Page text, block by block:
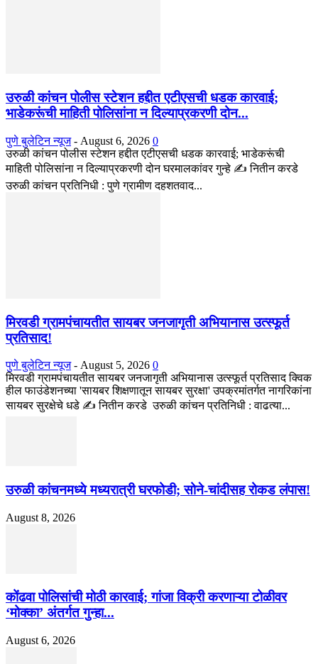
उरुळी कांचन पोलीस स्टेशन हद्दीत एटीएसची धडक कारवाई;
भाडेकरूंची माहिती पोलिसांना न दिल्याप्रकरणी दोन...
पुणे बुलेटिन न्यूज - August 6, 2026 0
उरुळी कांचन पोलीस स्टेशन हद्दीत एटीएसची धडक कारवाई; भाडेकरूंची
माहिती पोलिसांना न दिल्याप्रकरणी दोन घरमालकांवर गुन्हे ✍️ नितीन करडे
उरुळी कांचन प्रतिनिधी : पुणे ग्रामीण दहशतवाद...
मिरवडी ग्रामपंचायतीत सायबर जनजागृती अभियानास उत्स्फूर्त
प्रतिसाद!
पुणे बुलेटिन न्यूज - August 5, 2026 0
मिरवडी ग्रामपंचायतीत सायबर जनजागृती अभियानास उत्स्फूर्त प्रतिसाद क्विक
हील फाउंडेशनच्या 'सायबर शिक्षणातून सायबर सुरक्षा' उपक्रमांतर्गत नागरिकांना
सायबर सुरक्षेचे धडे ✍️ नितीन करडे उरुळी कांचन प्रतिनिधी : वाढत्या...
उरुळी कांचनमध्ये मध्यरात्री घरफोडी; सोने-चांदीसह रोकड लंपास!
August 8, 2026
कोंढवा पोलिसांची मोठी कारवाई; गांजा विक्री करणाऱ्या टोळीवर
‘मोक्का’ अंतर्गत गुन्हा...
August 6, 2026